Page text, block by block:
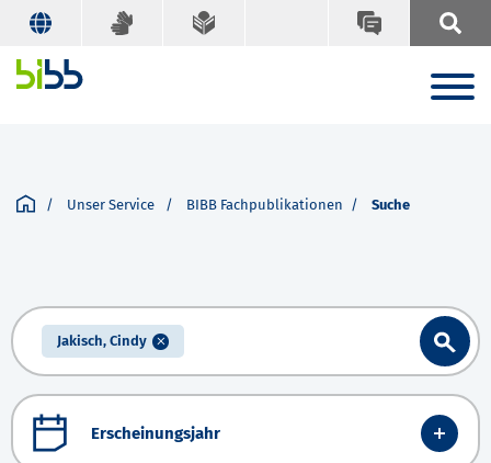
Unser Service BIBB Fachpublikationen Suche
Jakisch, Cindy
Erscheinungsjahr